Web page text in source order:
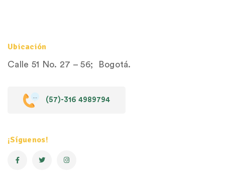
Ubicación
Calle 51 No. 27 – 56; Bogotá.
(57)-316 4989794
¡Síguenos!